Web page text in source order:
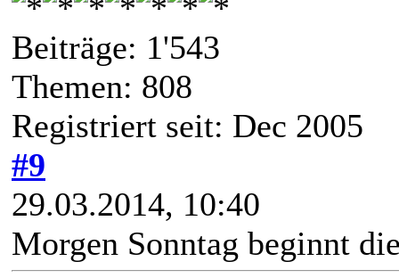
Beiträge: 1'543
Themen: 808
Registriert seit: Dec 2005
#9
29.03.2014, 10:40
Morgen Sonntag beginnt